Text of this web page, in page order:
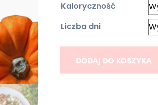
Kaloryczność
Liczba dni
DODAJ DO KOSZYKA